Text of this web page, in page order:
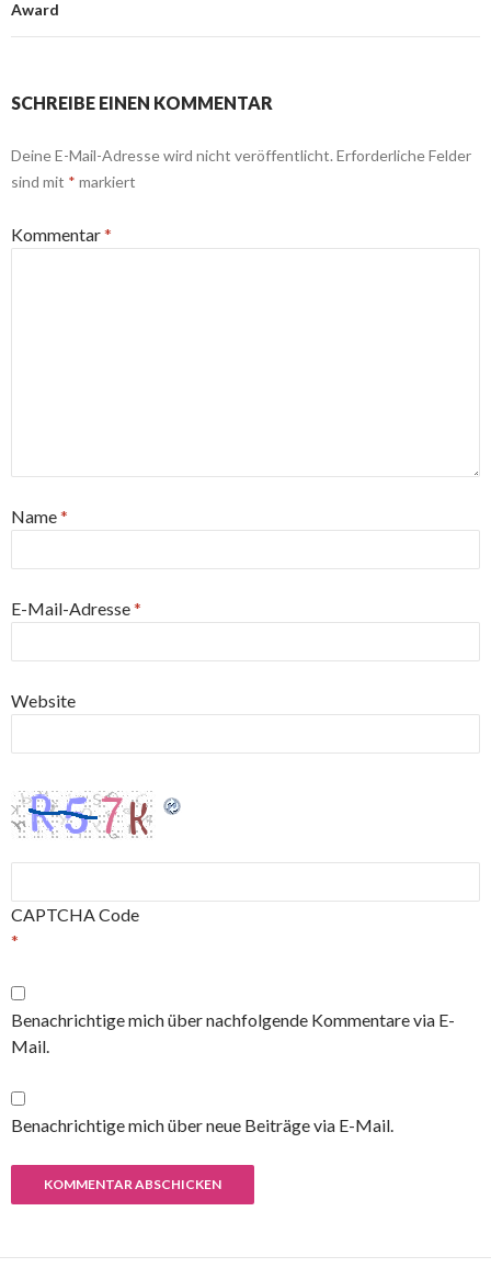
Award
SCHREIBE EINEN KOMMENTAR
Deine E-Mail-Adresse wird nicht veröffentlicht. Erforderliche Felder
sind mit * markiert
Kommentar*
Name*
E-Mail-Adresse*
Website
CAPTCHA Code
*
Benachrichtige mich über nachfolgende Kommentare via E-
Mail.
Benachrichtige mich über neue Beiträge via E-Mail.